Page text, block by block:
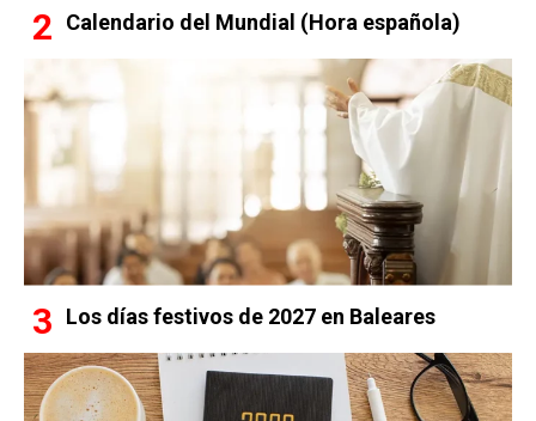
Calendario del Mundial (Hora española)
Los días festivos de 2027 en Baleares